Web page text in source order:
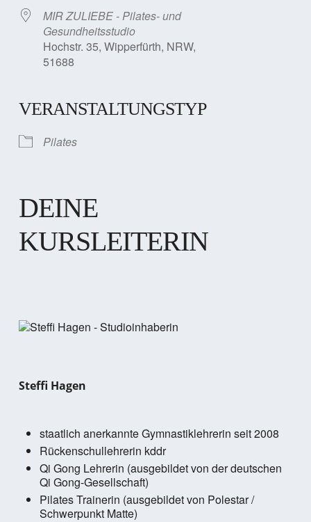
MIR ZULIEBE - Pilates- und
Gesundheitsstudio
Hochstr. 35, Wipperfürth, NRW,
51688
VERANSTALTUNGSTYP
Pilates
DEINE
KURSLEITERIN
Steffi Hagen
staatlich anerkannte Gymnastiklehrerin seit 2008
Rückenschullehrerin kddr
Qi Gong Lehrerin (ausgebildet von der deutschen
Qi Gong-Gesellschaft)
Pilates Trainerin (ausgebildet von Polestar /
Schwerpunkt Matte)